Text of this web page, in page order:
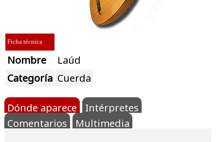
Ficha técnica
Nombre
Laúd
Categoría Cuerda
Dónde aparece
Intérpretes
Comentarios
Multimedia